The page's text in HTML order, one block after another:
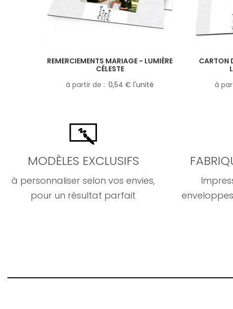
REMERCIEMENTS MARIAGE - LUMIÈRE
CÉLESTE
à partir de
0,54 € l'unité
CARTON
à
MODÈLES EXCLUSIFS
à personnaliser selon vos envies,
pour un résultat parfait